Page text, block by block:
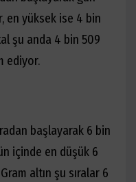
en yüksek ise 4 bin
şu anda 4 bin 509
ediyor.
başlayarak 6 bin
içinde en düşük 6
altın şu sıralar 6